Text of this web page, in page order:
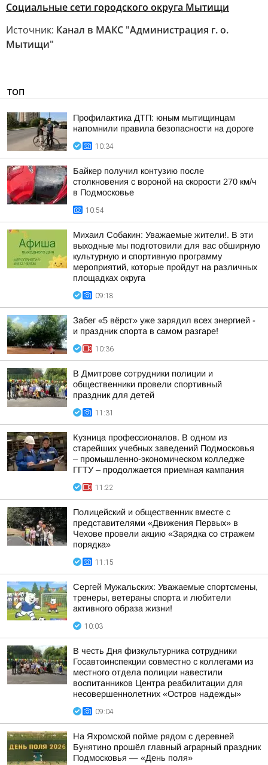
Социальные сети городского округа Мытищи
Источник: Канал в МАКС "Администрация г. о.
Мытищи"
ТОП
Профилактика ДТП: юным мытищинцам
напомнили правила безопасности на дороге
10:34
Байкер получил контузию после
столкновения с вороной на скорости 270 км/ч
в Подмосковье
10:54
Михаил Собакин: Уважаемые жители!. В эти
выходные мы подготовили для вас обширную
культурную и спортивную программу
мероприятий, которые пройдут на различных
площадках округа
09:18
Забег «5 вёрст» уже зарядил всех энергией -
и праздник спорта в самом разгаре!
10:36
В Дмитрове сотрудники полиции и
общественники провели спортивный
праздник для детей
11:31
Кузница профессионалов. В одном из
старейших учебных заведений Подмосковья
– промышленно-экономическом колледже
ГГТУ – продолжается приемная кампания
11:22
Полицейский и общественник вместе с
представителями «Движения Первых» в
Чехове провели акцию «Зарядка со стражем
порядка»
11:15
Сергей Мужальских: Уважаемые спортсмены,
тренеры, ветераны спорта и любители
активного образа жизни!
10:03
В честь Дня физкультурника сотрудники
Госавтоинспекции совместно с коллегами из
местного отдела полиции навестили
воспитанников Центра реабилитации для
несовершеннолетних «Остров надежды»
09:04
На Яхромской пойме рядом с деревней
Бунятино прошёл главный аграрный праздник
Подмосковья — «День поля»